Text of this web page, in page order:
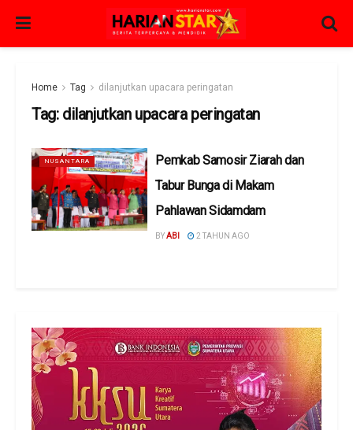
Home Tag dilanjutkan upacara peringatan
Tag: dilanjutkan upacara peringatan
NUSANTARA
Pemkab Samosir Ziarah dan
Tabur Bunga di Makam
Pahlawan Sidamdam
BYABI 2 TAHUN AGO